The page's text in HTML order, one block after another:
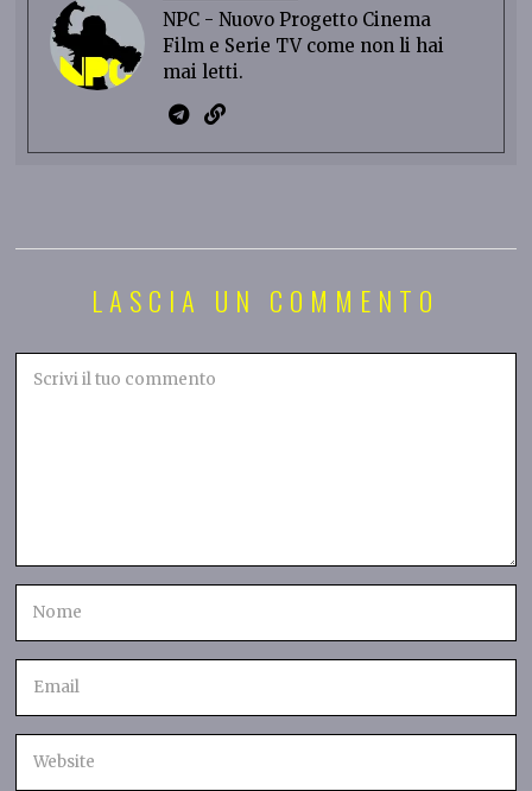
NPC - Nuovo Progetto Cinema
Film e Serie TV come non li hai
mai letti.
LASCIA UN COMMENTO